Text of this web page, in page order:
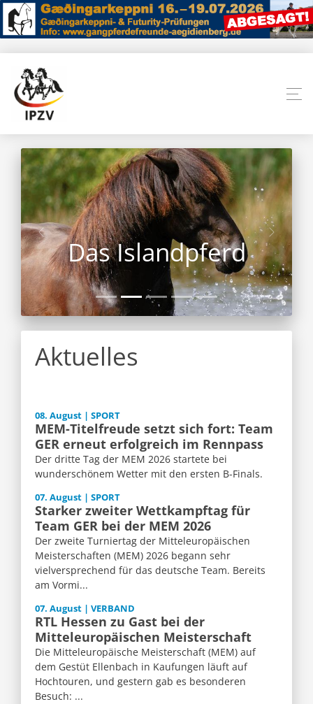
Das Islandpferd
Aktuelles
08. August | SPORT
MEM-Titelfreude setzt sich fort: Team
GER erneut erfolgreich im Rennpass
Der dritte Tag der MEM 2026 startete bei
wunderschönem Wetter mit den ersten B-Finals.
07. August | SPORT
Starker zweiter Wettkampftag für
Team GER bei der MEM 2026
Der zweite Turniertag der Mitteleuropäischen
Meisterschaften (MEM) 2026 begann sehr
vielversprechend für das deutsche Team. Bereits
am Vormi...
07. August | VERBAND
RTL Hessen zu Gast bei der
Mitteleuropäischen Meisterschaft
Die Mitteleuropäische Meisterschaft (MEM) auf
dem Gestüt Ellenbach in Kaufungen läuft auf
Hochtouren, und gestern gab es besonderen
Besuch: ...